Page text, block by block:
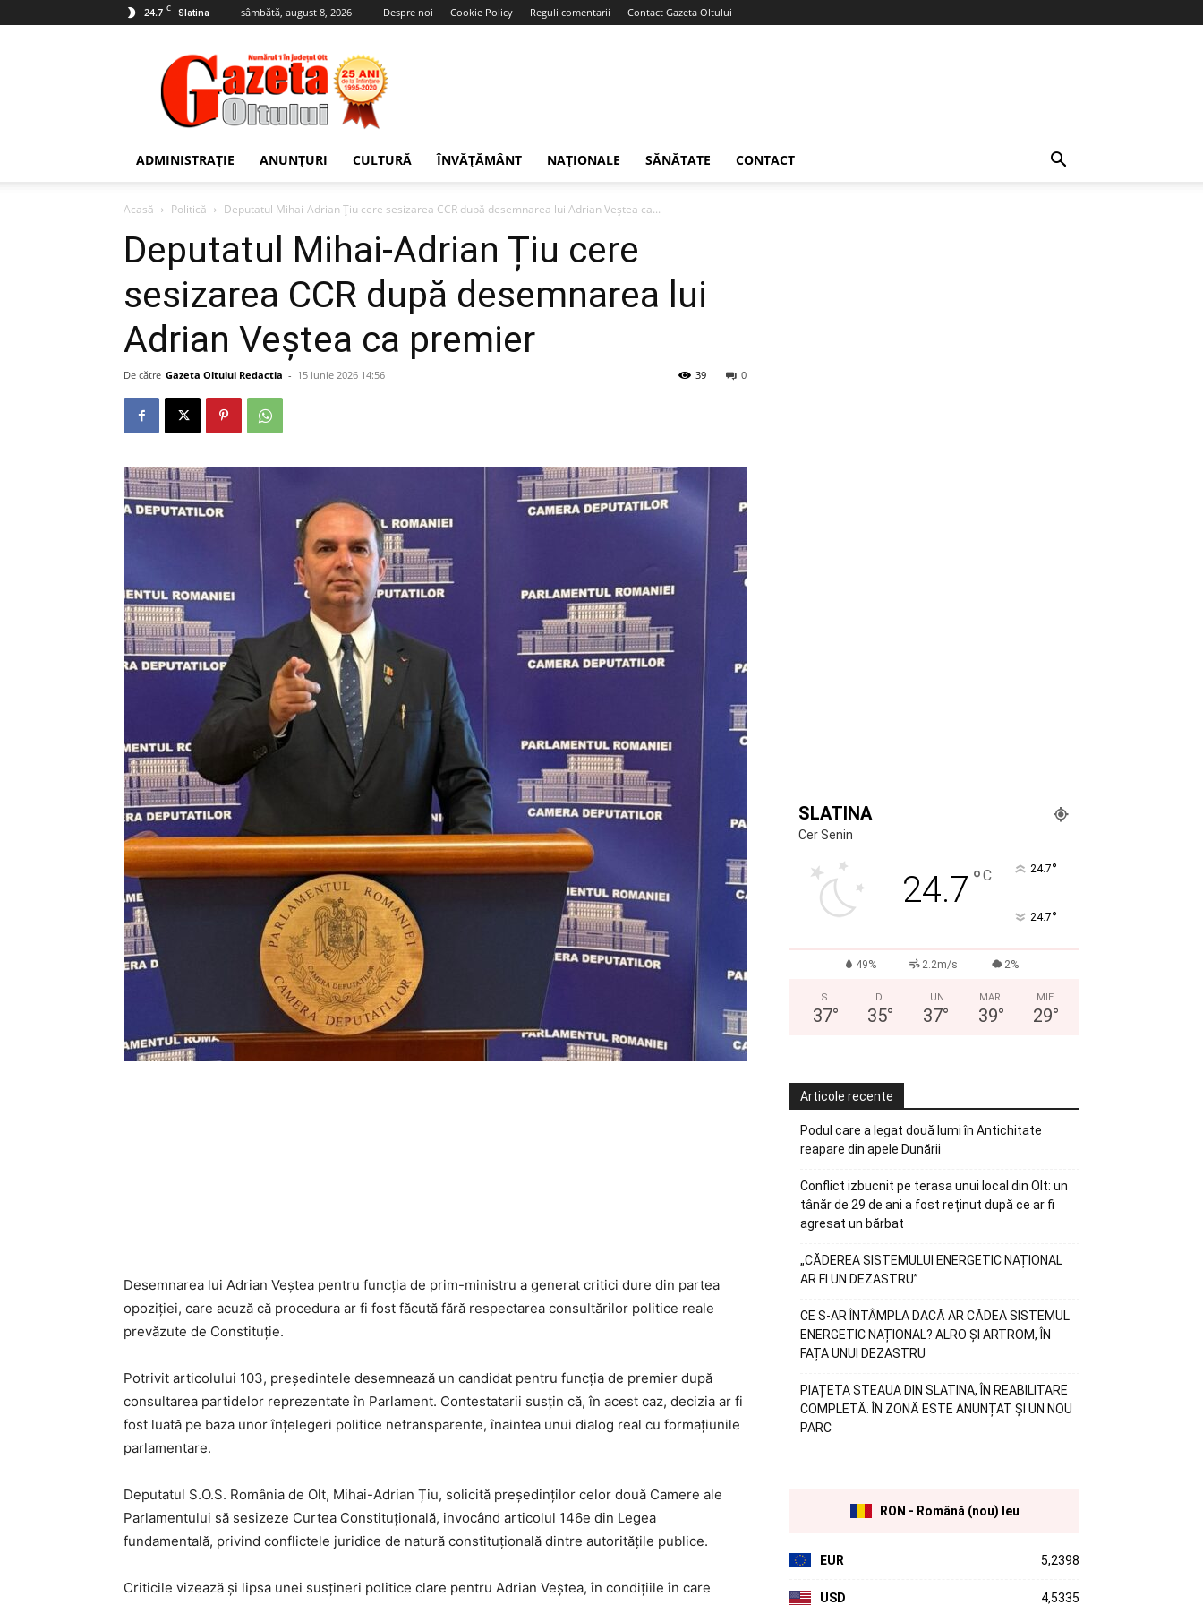
24.7 C Slatina sâmbătă, august 8, 2026 Despre noi Cookie Policy Reguli comentarii Contact Gazeta Oltului
Gazeta
Oltului
ADMINISTRAȚIE ANUNȚURI CULTURĂ ÎNVĂȚĂMÂNT NAȚIONALE SĂNĂTATE CONTACT
Acasă Politică Deputatul Mihai-Adrian Țiu cere sesizarea CCR după desemnarea lui Adrian Veștea ca...
Deputatul Mihai-Adrian Țiu cere
sesizarea CCR după desemnarea lui
Adrian Veștea ca premier
De către Gazeta Oltului Redactia - 15 iunie 2026 14:56 0
39
Desemnarea lui Adrian Veștea pentru funcția de prim-ministru a generat critici dure din partea
opoziției, care acuză că procedura ar fi fost făcută fără respectarea consultărilor politice reale
prevăzute de Constituție.
Potrivit articolului 103, președintele desemnează un candidat pentru funcția de premier după
consultarea partidelor reprezentate în Parlament. Contestatarii susțin că, în acest caz, decizia ar fi
fost luată pe baza unor înțelegeri politice netransparente, înaintea unui dialog real cu formațiunile
parlamentare.
Deputatul S.O.S. România de Olt, Mihai-Adrian Țiu, solicită președinților celor două Camere ale
Parlamentului să sesizeze Curtea Constituțională, invocând articolul 146e din Legea
fundamentală, privind conflictele juridice de natură constituțională dintre autoritățile publice.
Criticile vizează și lipsa unei susțineri politice clare pentru Adrian Veștea, în condițiile în care
SLATINA
Cer Senin
24.7 °C 24.7°
24.7°
49% 2.2m/s 2%
S
37°
D
35°
LUN
37°
MAR
39°
MIE
29°
Articole recente
Podul care a legat două lumi în Antichitate
reapare din apele Dunării
Conflict izbucnit pe terasa unui local din Olt: un
tânăr de 29 de ani a fost reținut după ce ar fi
agresat un bărbat
„CĂDEREA SISTEMULUI ENERGETIC NAȚIONAL
AR FI UN DEZASTRU”
CE S-AR ÎNTÂMPLA DACĂ AR CĂDEA SISTEMUL
ENERGETIC NAȚIONAL? ALRO ȘI ARTROM, ÎN
FAȚA UNUI DEZASTRU
PIAȚETA STEAUA DIN SLATINA, ÎN REABILITARE
COMPLETĂ. ÎN ZONĂ ESTE ANUNȚAT ȘI UN NOU
PARC
RON - Română (nou) leu
EUR 5,2398
USD 4,5335